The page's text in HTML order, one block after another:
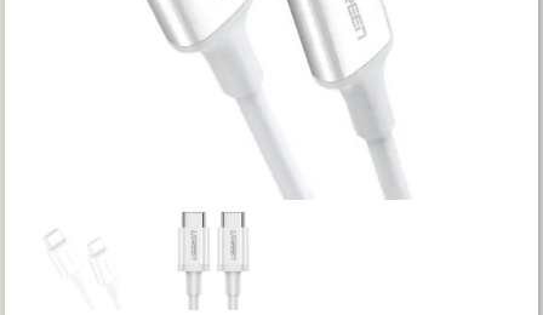
Dokumentumok
Meg kell adnia legalább egy, minimum 3 betűs szót, vagy valamilyen
speciális kifejezést.
Speciális kifejezések:
szórész*
Mindenképp szerepeljen:
Semmiképp ne szerepeljen:
Pontos egyezéshez mindkét esetben használhatja az idézőjeleket:
"szó1 szó2 szó..."